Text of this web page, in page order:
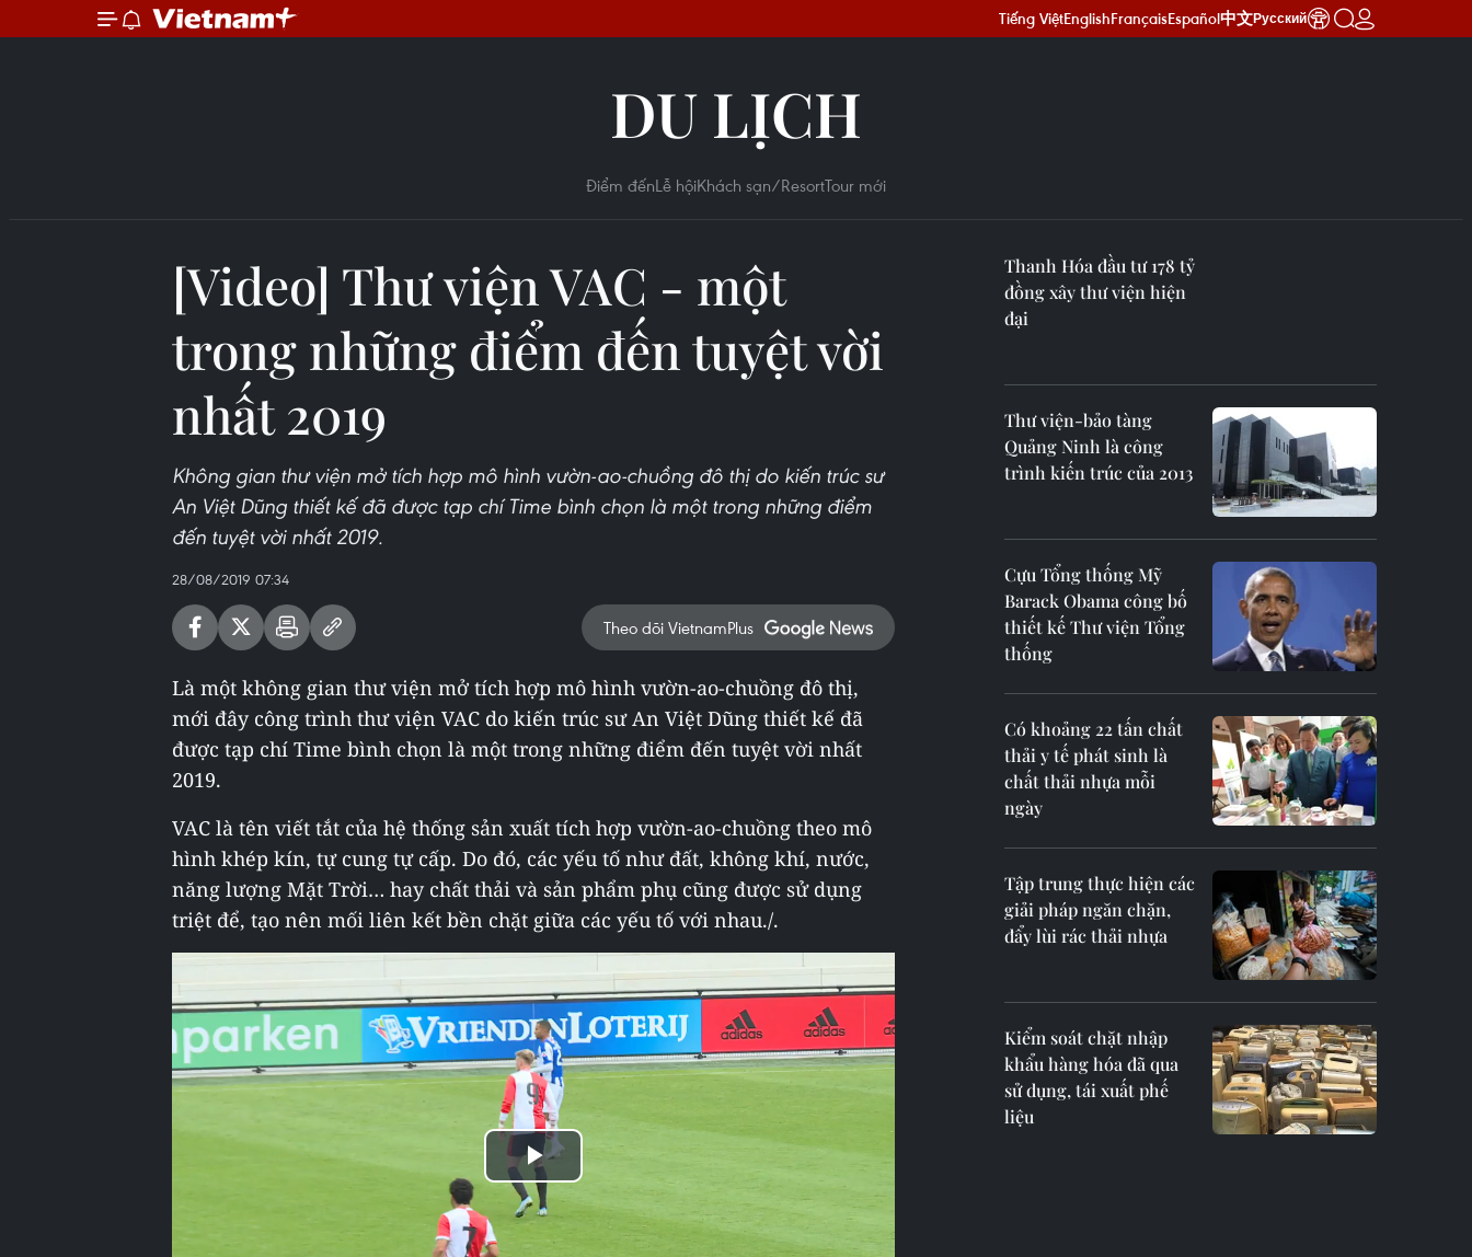
Tiếng ViệtEnglishFrançaisEspañol中文Русский
DU LỊCH
Điểm đếnLễ hộiKhách sạn/ResortTour mới
[Video] Thư viện VAC - một
trong những điểm đến tuyệt vời
nhất 2019
Không gian thư viện mở tích hợp mô hình vườn-ao-chuồng đô thị do kiến trúc sư
An Việt Dũng thiết kế đã được tạp chí Time bình chọn là một trong những điểm
đến tuyệt vời nhất 2019.
28/08/2019 07:34
Theo dõi VietnamPlus
Là một không gian thư viện mở tích hợp mô hình vườn-ao-chuồng đô thị,
mới đây công trình thư viện VAC do kiến trúc sư An Việt Dũng thiết kế đã
được tạp chí Time bình chọn là một trong những điểm đến tuyệt vời nhất
2019.
VAC là tên viết tắt của hệ thống sản xuất tích hợp vườn-ao-chuồng theo mô
hình khép kín, tự cung tự cấp. Do đó, các yếu tố như đất, không khí, nước,
năng lượng Mặt Trời… hay chất thải và sản phẩm phụ cũng được sử dụng
triệt để, tạo nên mối liên kết bền chặt giữa các yếu tố với nhau./.
Play
Video
Thanh Hóa đầu tư 178 tỷ
đồng xây thư viện hiện
đại
Thư viện-bảo tàng
Quảng Ninh là công
trình kiến trúc của 2013
Cựu Tổng thống Mỹ
Barack Obama công bố
thiết kế Thư viện Tổng
thống
Có khoảng 22 tấn chất
thải y tế phát sinh là
chất thải nhựa mỗi
ngày
Tập trung thực hiện các
giải pháp ngăn chặn,
đẩy lùi rác thải nhựa
Kiểm soát chặt nhập
khẩu hàng hóa đã qua
sử dụng, tái xuất phế
liệu